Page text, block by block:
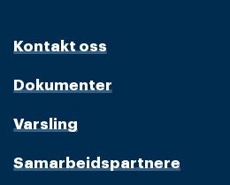
Kontakt oss
Dokumenter
Varsling
Samarbeidspartnere